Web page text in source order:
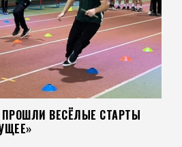
ПРОШЛИ ВЕСЁЛЫЕ СТАРТЫ